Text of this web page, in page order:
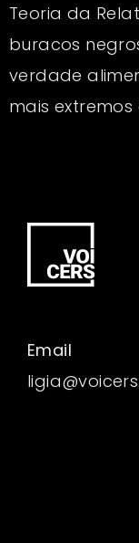
Teoria da
buracos
verdade
mais extremos
Email